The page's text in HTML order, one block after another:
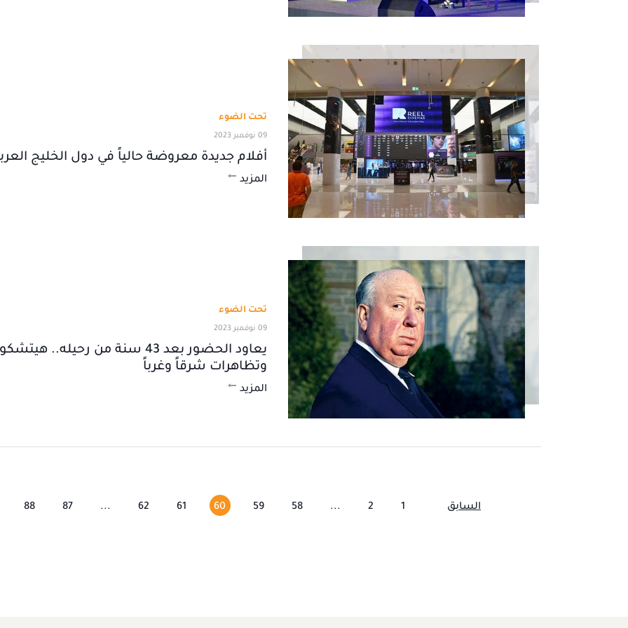
تحت الضوء
09 نوفمبر 2023
أفلام جديدة معروضة حالياً في دول الخليج
المزيد
تحت الضوء
09 نوفمبر 2023
يعاود الحضور بعد 43 سنة من
وتظاهرات شرقاً وغرباً
المزيد
السابق 1
2
...
58
59
60
61
62
...
87
88